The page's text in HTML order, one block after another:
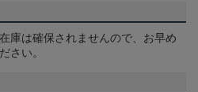
庫は確保されませんので、お早め
さい。